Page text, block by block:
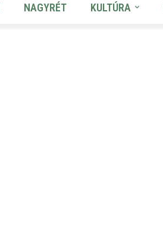
NAGYRÉT KULTÚRA